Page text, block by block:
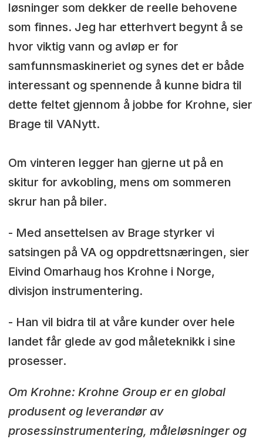
løsninger som dekker de reelle behovene
som finnes. Jeg har etterhvert begynt å se
hvor viktig vann og avløp er for
samfunnsmaskineriet og synes det er både
interessant og spennende å kunne bidra til
dette feltet gjennom å jobbe for Krohne, sier
Brage til VANytt.
Om vinteren legger han gjerne ut på en
skitur for avkobling, mens om sommeren
skrur han på biler.
- Med ansettelsen av Brage styrker vi
satsingen på VA og oppdrettsnæringen, sier
Eivind Omarhaug hos Krohne i Norge,
divisjon instrumentering.
- Han vil bidra til at våre kunder over hele
landet får glede av god måleteknikk i sine
prosesser.
Om Krohne: Krohne Group er en global
produsent og leverandør av
prosessinstrumentering, måleløsninger og